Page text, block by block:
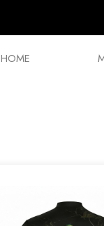
HOME